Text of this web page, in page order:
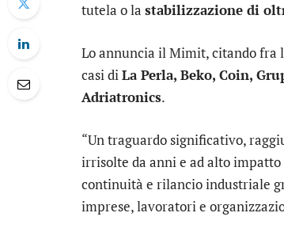
tutela o la stabilizzazione di
Lo annuncia il Mimit, citando fra
casi diLa Perla, Beko, Coin,
Adriatronics.
“Un traguardo significativo,
irrisolte da anni e ad alto
continuità e rilancio industriale
imprese, lavoratori e